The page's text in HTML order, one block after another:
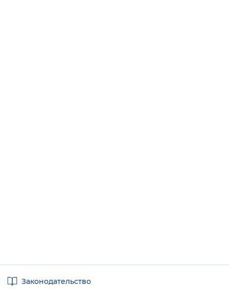
Законодательство